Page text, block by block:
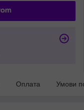
Оплата Умови